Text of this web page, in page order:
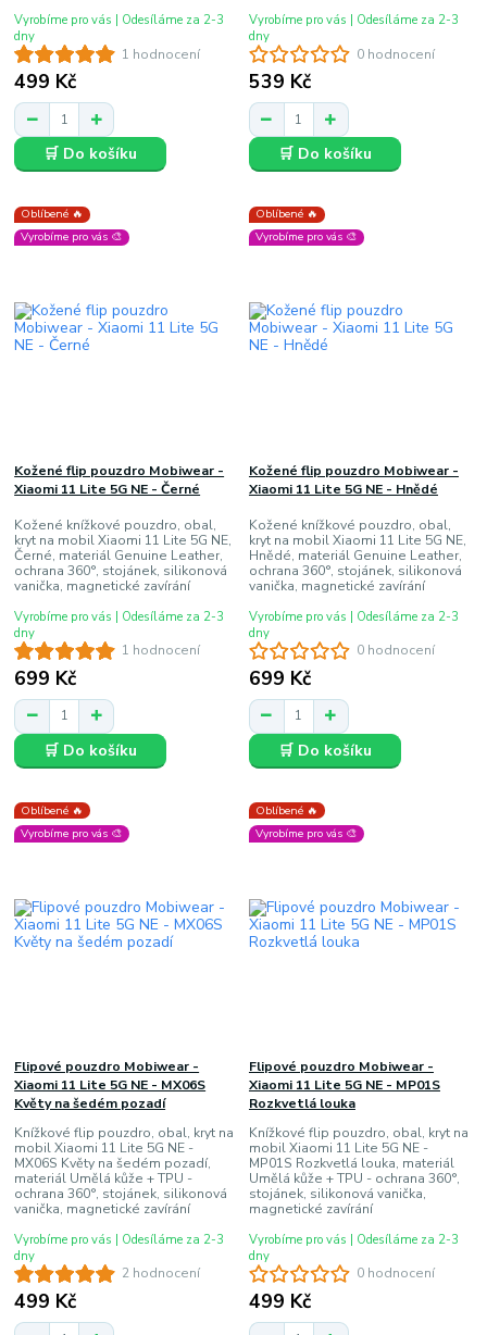
1 hodnocení
499 Kč
Vyrobíme pro vás | Odesíláme za 2-3
dny
🛒 Do košíku
0 hodnocení
539 Kč
Vyrobíme pro vás | Odesíláme za 2-3
dny
🛒 Do košíku
Oblíbené 🔥
Vyrobíme pro vás 🎨
1 hodnocení
Kožené flip pouzdro Mobiwear -
Xiaomi 11 Lite 5G NE - Černé
Kožené knížkové pouzdro, obal,
kryt na mobil Xiaomi 11 Lite 5G NE,
Černé, materiál Genuine Leather,
ochrana 360°, stojánek, silikonová
vanička, magnetické zavírání
699 Kč
Vyrobíme pro vás | Odesíláme za 2-3
dny
🛒 Do košíku
Oblíbené 🔥
Vyrobíme pro vás 🎨
0 hodnocení
Kožené flip pouzdro Mobiwear -
Xiaomi 11 Lite 5G NE - Hnědé
Kožené knížkové pouzdro, obal,
kryt na mobil Xiaomi 11 Lite 5G NE,
Hnědé, materiál Genuine Leather,
ochrana 360°, stojánek, silikonová
vanička, magnetické zavírání
699 Kč
Vyrobíme pro vás | Odesíláme za 2-3
dny
🛒 Do košíku
Oblíbené 🔥
Vyrobíme pro vás 🎨
2 hodnocení
Flipové pouzdro Mobiwear -
Xiaomi 11 Lite 5G NE - MX06S
Květy na šedém pozadí
Knížkové flip pouzdro, obal, kryt na
mobil Xiaomi 11 Lite 5G NE -
MX06S Květy na šedém pozadí,
materiál Umělá kůže + TPU -
ochrana 360°, stojánek, silikonová
vanička, magnetické zavírání
499 Kč
Vyrobíme pro vás | Odesíláme za 2-3
dny
Oblíbené 🔥
Vyrobíme pro vás 🎨
0 hodnocení
Flipové pouzdro Mobiwear -
Xiaomi 11 Lite 5G NE - MP01S
Rozkvetlá louka
Knížkové flip pouzdro, obal, kryt na
mobil Xiaomi 11 Lite 5G NE -
MP01S Rozkvetlá louka, materiál
Umělá kůže + TPU - ochrana 360°,
stojánek, silikonová vanička,
magnetické zavírání
499 Kč
Vyrobíme pro vás | Odesíláme za 2-3
dny